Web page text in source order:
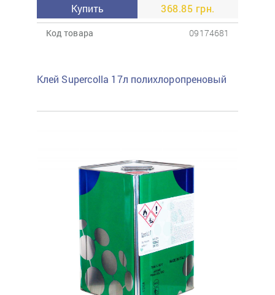
Купить 368.85 грн.
Код товара 09174681
Клей Supercolla 17л полихлоропреновый